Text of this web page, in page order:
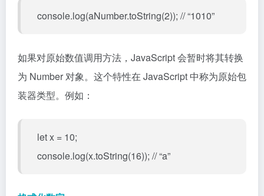
console.log(aNumber.toString(2)); // “1010”
如果对原始数值调用方法，JavaScript 会暂时将其转换
为 Number 对象。这个特性在 JavaScript 中称为原始包
装器类型。例如：
let x = 10;
console.log(x.toString(16)); // “a”